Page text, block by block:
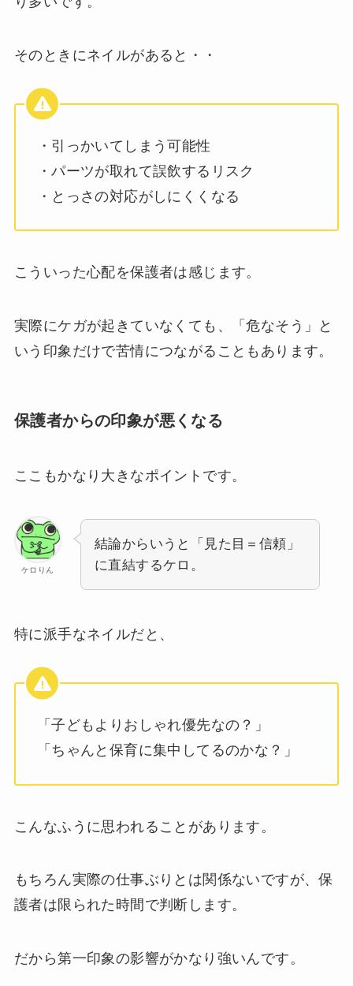
そのときにネイルがあると・・
・引っかいてしまう可能性
・パーツが取れて誤飲するリスク
・とっさの対応がしにくくなる
こういった心配を保護者は感じます。
実際にケガが起きていなくても、「危なそう」と
いう印象だけで苦情につながることもあります。
保護者からの印象が悪くなる
ここもかなり大きなポイントです。
ケロりん
結論からいうと「見た目＝信頼」
に直結するケロ。
特に派手なネイルだと、
「子どもよりおしゃれ優先なの？」
「ちゃんと保育に集中してるのかな？」
こんなふうに思われることがあります。
もちろん実際の仕事ぶりとは関係ないですが、保
護者は限られた時間で判断します。
だから第一印象の影響がかなり強いんです。